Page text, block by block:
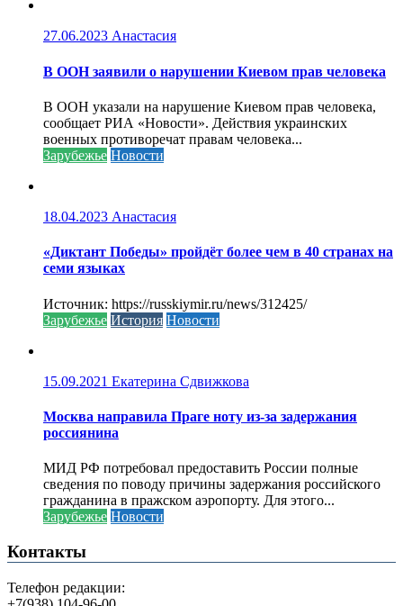
27.06.2023 Анастасия
В ООН заявили о нарушении Киевом прав человека
В ООН указали на нарушение Киевом прав человека,
сообщает РИА «Новости». Действия украинских
военных противоречат правам человека...
Зарубежье Новости
18.04.2023 Анастасия
«Диктант Победы» пройдёт более чем в 40 странах на
семи языках
Источник: https://russkiymir.ru/news/312425/
Зарубежье История Новости
15.09.2021 Екатерина Сдвижкова
Москва направила Праге ноту из-за задержания
россиянина
МИД РФ потребовал предоставить России полные
сведения по поводу причины задержания российского
гражданина в пражском аэропорту. Для этого...
Зарубежье Новости
Контакты
Телефон редакции: